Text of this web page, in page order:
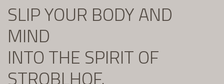
SLIP YOUR BODY AND
MIND
INTO THE SPIRIT OF
STROBLHOF.